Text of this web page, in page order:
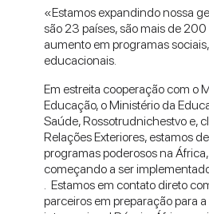
«Estamos expandindo nossa
são 23 países, são mais de
aumento em programas
educacionais.
Em estreita cooperação com o
Educação, o Ministério da
Saúde, Rossotrudnichestvo e,
Relações Exteriores, estamos
programas poderosos na
começando a ser
. Estamos em contato direto
parceiros em preparação para